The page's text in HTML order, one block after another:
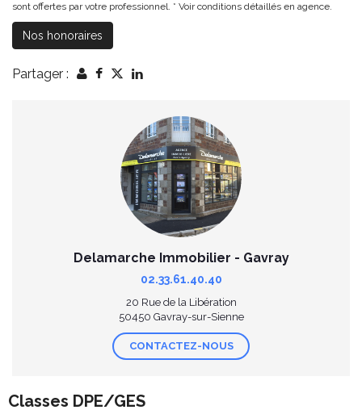
sont offertes par votre professionnel. * Voir conditions détaillés en agence.
Nos honoraires
Partager :
Delamarche Immobilier - Gavray
02.33.61.40.40
20 Rue de la Libération
50450 Gavray-sur-Sienne
CONTACTEZ-NOUS
Classes DPE/GES